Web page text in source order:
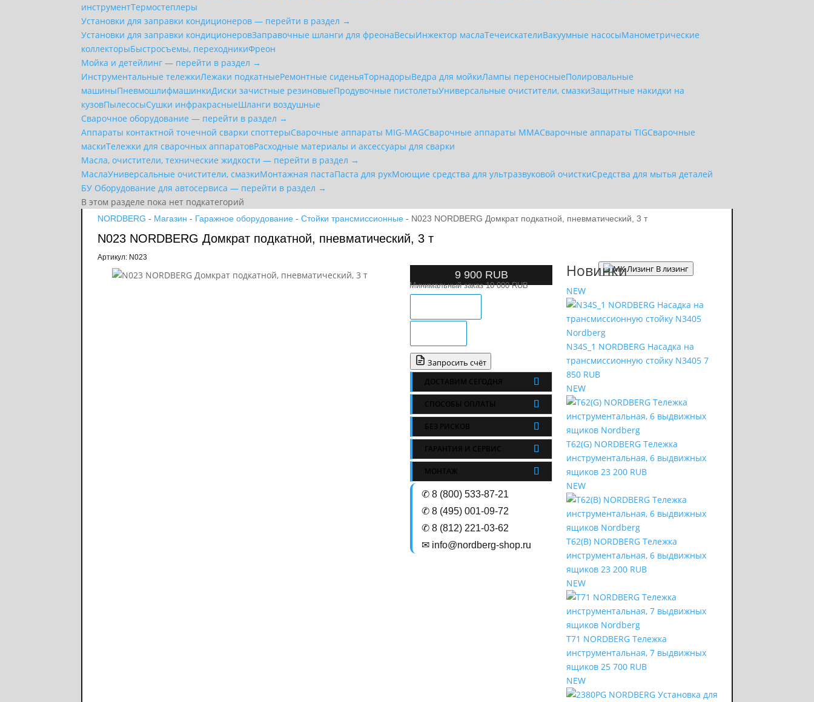
инструментТермостеплеры
Установки для заправки кондиционеров — перейти в раздел →
Установки для заправки кондиционеровЗаправочные шланги для фреонаВесыИнжектор маслаТечеискателиВакуумные насосыМанометрические
коллекторыБыстросъемы, переходникиФреон
Мойка и детейлинг — перейти в раздел →
Инструментальные тележкиЛежаки подкатныеРемонтные сиденьяТорнадорыВедра для мойкиЛампы переносныеПолировальные
машиныПневмошлифмашинкиДиски зачистные резиновыеПродувочные пистолетыУниверсальные очистители, смазкиЗащитные накидки на
кузовПылесосыСушки инфракрасныеШланги воздушные
Сварочное оборудование — перейти в раздел →
Аппараты контактной точечной сварки cпоттерыСварочные аппараты MIG-MAGСварочные аппараты MMAСварочные аппараты TIGСварочные
маскиТележки для сварочных аппаратовРасходные материалы и аксессуары для сварки
Масла, очистители, технические жидкости — перейти в раздел →
МаслаУниверсальные очистители, смазкиМонтажная пастаПаста для рукМоющие средства для ультразвуковой очисткиСредства для мытья деталей
БУ Оборудование для автосервиса — перейти в раздел →
В этом разделе пока нет подкатегорий
NORDBERG - Магазин - Гаражное оборудование -Стойки трансмиссионные - N023 NORDBERG Домкрат подкатной, пневматический, 3 т
N023 NORDBERG Домкрат подкатной, пневматический, 3 т
Артикул: N023
9 900 RUB
Минимальный заказ 10 000 RUB
Запросить счёт
ДОСТАВИМ СЕГОДНЯ
СПОСОБЫ ОПЛАТЫ
БЕЗ РИСКОВ
ГАРАНТИЯ И СЕРВИС
МОНТАЖ
✆ 8 (800) 533-87-21
✆ 8 (495) 001-09-72
✆ 8 (812) 221-03-62
✉ info@nordberg-shop.ru
В лизинг
Новинки
NEW
N34S_1 NORDBERG Насадка на
трансмиссионную стойку N3405 7
850 RUB
NEW
T62(G) NORDBERG Тележка
инструментальная, 6 выдвижных
ящиков 23 200 RUB
NEW
T62(B) NORDBERG Тележка
инструментальная, 6 выдвижных
ящиков 23 200 RUB
NEW
T71 NORDBERG Тележка
инструментальная, 7 выдвижных
ящиков 25 700 RUB
NEW